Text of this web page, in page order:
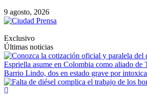
9 agosto, 2026
Exclusivo
Últimas noticias
Espriella asume en Colombia como aliado de
Barrio Lindo, dos en estado grave por